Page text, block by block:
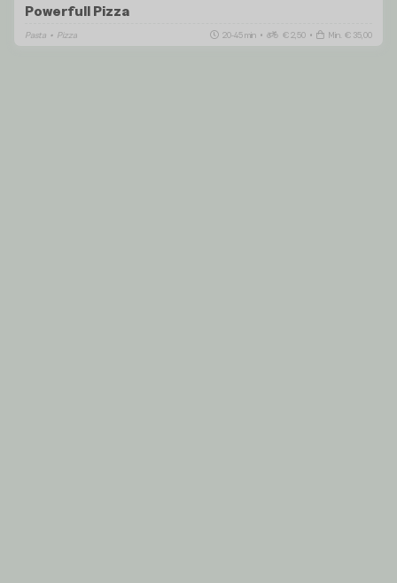
Powerfull Pizza
Pasta • Pizza 20-45 min • € 2,50 • Min. € 35,00